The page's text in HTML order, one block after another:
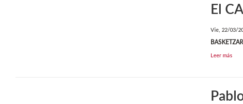
El
Vie, 22/03/
Leer más